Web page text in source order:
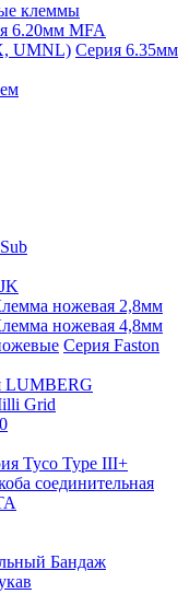
клеммы
6.20мм MFA
Серия 6.35мм
ножевая 2,8мм
ножевая 4,8мм
Серия Faston
LUMBERG
Grid
Tyco Type III+
соединительная
Бандаж